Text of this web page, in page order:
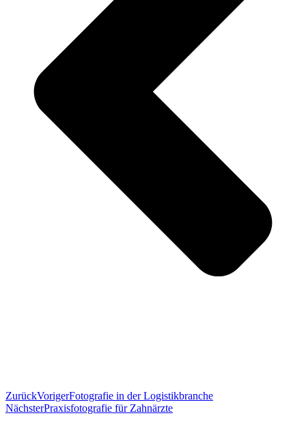
ZurückVorigerFotografie in der Logistikbranche
NächsterPraxisfotografie für Zahnärzte